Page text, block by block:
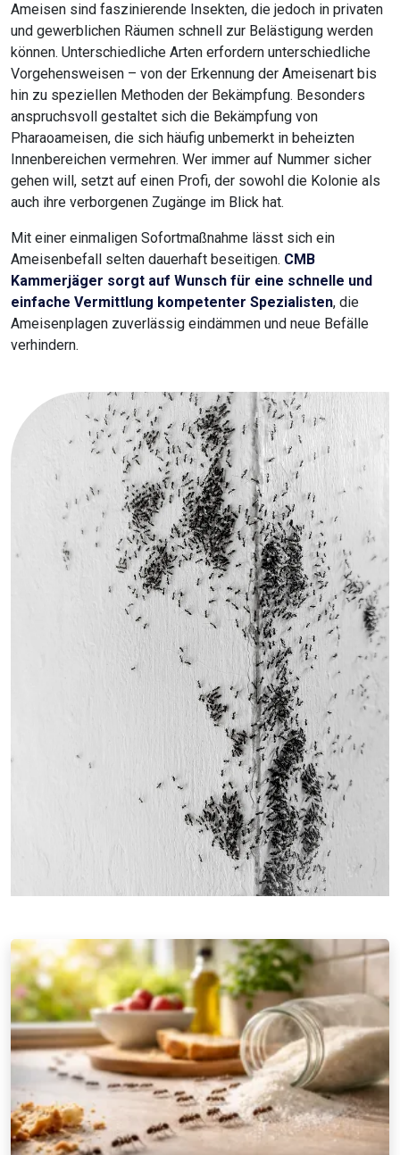
Ameisen sind faszinierende Insekten, die jedoch in privaten
und gewerblichen Räumen schnell zur Belästigung werden
können. Unterschiedliche Arten erfordern unterschiedliche
Vorgehensweisen – von der Erkennung der Ameisenart bis
hin zu speziellen Methoden der Bekämpfung. Besonders
anspruchsvoll gestaltet sich die Bekämpfung von
Pharaoameisen, die sich häufig unbemerkt in beheizten
Innenbereichen vermehren. Wer immer auf Nummer sicher
gehen will, setzt auf einen Profi, der sowohl die Kolonie als
auch ihre verborgenen Zugänge im Blick hat.
Mit einer einmaligen Sofortmaßnahme lässt sich ein
Ameisenbefall selten dauerhaft beseitigen. CMB
Kammerjäger sorgt auf Wunsch für eine schnelle und
einfache Vermittlung kompetenter Spezialisten, die
Ameisenplagen zuverlässig eindämmen und neue Befälle
verhindern.